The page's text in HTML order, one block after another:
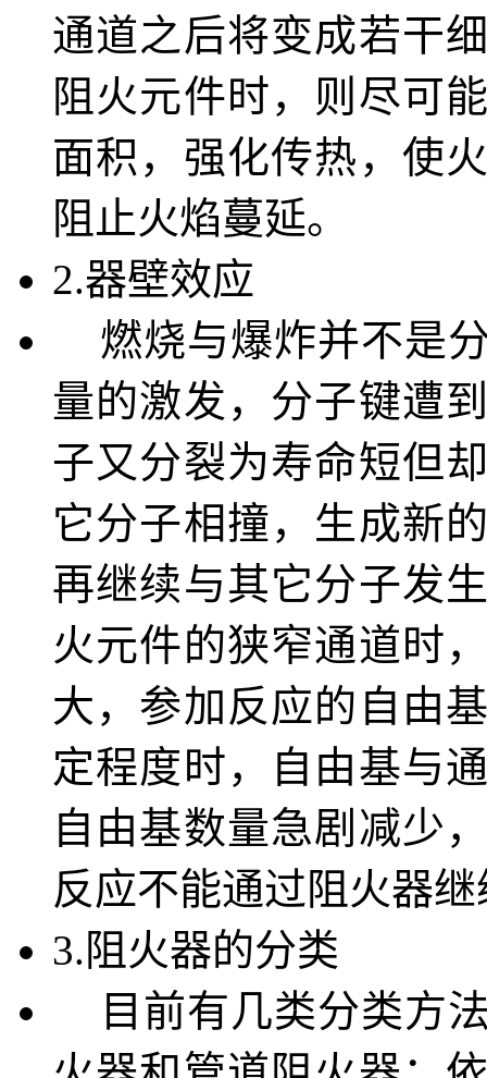
通道之后将变成若干
阻火元件时，则尽可
面积，强化传热，使
阻止火焰蔓延。
2.器壁效应
燃烧与爆炸并不是
量的激发，分子键遭
子又分裂为寿命短但
它分子相撞，生成新
再继续与其它分子发
火元件的狭窄通道时
大，参加反应的自由
定程度时，自由基与
自由基数量急剧减少
反应不能通过阻火器
3.阻火器的分类
目前有几类分类方